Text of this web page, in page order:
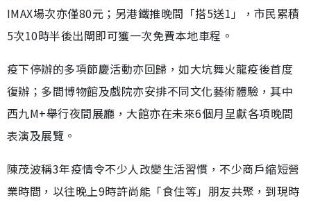
IMAX場次亦僅80元；另港鐵推晚間「搭5送1」，市民累積
5次10時半後出閘即可獲一次免費本地車程。
疫下停辦的多項節慶活動亦回歸，如大坑舞火龍疫後首度
復辦；多間博物館及戲院亦安排不同文化藝術體驗，其中
西九M+舉行夜間展廳，大館亦在未來6個月呈獻各項晚間
表演及展覽。
陳茂波稱3年疫情令不少人改變生活習慣，不少商戶縮短營
業時間，以往晚上9時許尚能「食住等」朋友共聚，到現時